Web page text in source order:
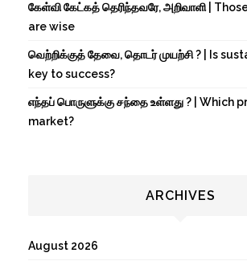
கேள்வி கேட்கத் தெரிந்தவரே, அறிவாளி |
are wise
வெற்றிக்குத் தேவை, தொடர் முயற்சி ? | Is
key to success?
எந்தப் பொருளுக்கு சந்தை உள்ளது ? | Which
market?
ARCHIVES
August 2026